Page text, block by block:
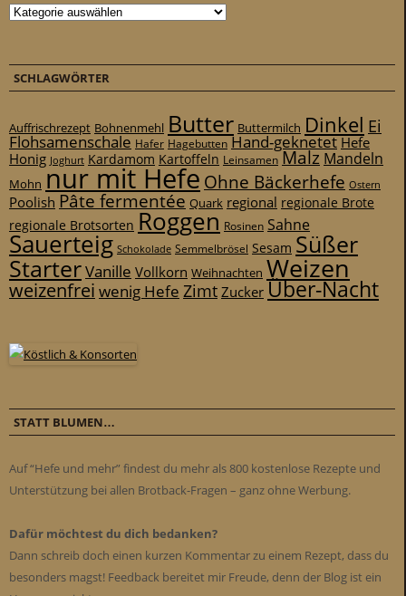
Kategorien
SCHLAGWÖRTER
Auffrischrezept Bohnenmehl Butter Buttermilch Dinkel Ei
Flohsamenschale Hafer Hagebutten Hand-geknetet Hefe
Honig Joghurt Kardamom Kartoffeln Leinsamen Malz Mandeln
Mohn nur mit Hefe Ohne Bäckerhefe Ostern
Poolish Pâte fermentée Quark regional regionale Brote
regionale Brotsorten Roggen Rosinen Sahne
Sauerteig Schokolade Semmelbrösel Sesam Süßer
StarterVanille Vollkorn Weihnachten Weizen
weizenfrei wenig Hefe ZimtZuckerÜber-Nacht
STATT BLUMEN…
Auf “Hefe und mehr” findest du mehr als 800 kostenlose Rezepte und
Unterstützung bei allen Brotback-Fragen – ganz ohne Werbung.
Dafür möchtest du dich bedanken?
Dann schreib doch einen kurzen Kommentar zu einem Rezept, dass du
besonders magst! Feedback bereitet mir Freude, denn der Blog ist ein